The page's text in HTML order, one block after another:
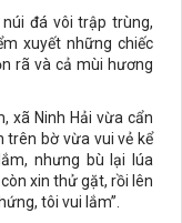
đá vôi trập trùng,
xuyết những chiếc
rã và cả mùi hương
xã Ninh Hải vừa cẩn
trên bờ vừa vui vẻ kể
nhưng bù lại lúa
xin thử gặt, rồi lên
tôi vui lắm”.